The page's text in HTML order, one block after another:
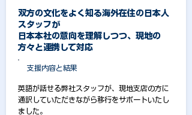
双方の文化をよく知る海外在住の日本人
スタッフが
日本本社の意向を理解しつつ、現地の
方々と連携して対応
支援内容と結果
英語が話せる弊社スタッフが、現地支店の方に
通訳していただきながら移行をサポートいたし
ました。